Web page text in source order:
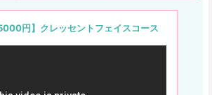
円】クレッセントフェイスコース